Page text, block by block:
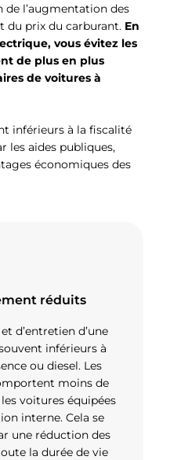
l’augmentation des
du prix du carburant. En
vous évitez les
de plus en plus
de voitures à
inférieurs à la fiscalité
les aides publiques,
économiques des
réduits
d’entretien d’une
inférieurs à
ou diesel. Les
moins de
voitures équipées
interne. Cela se
une réduction des
la durée de vie